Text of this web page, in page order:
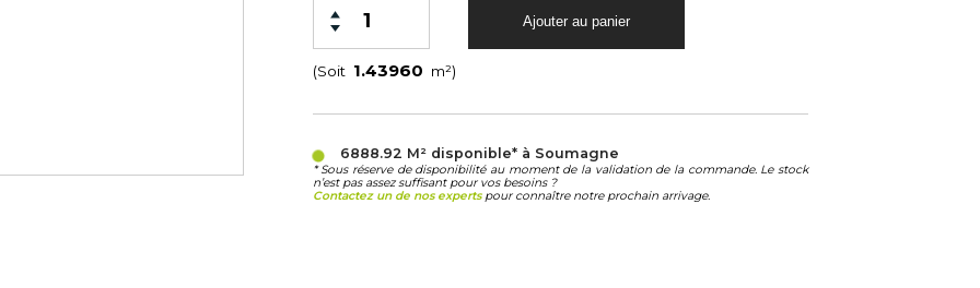
(Soit m²)
6888.92 M² disponible* à Soumagne
* Sous réserve de disponibilité au moment de la validation de la commande. Le stock
n’est pas assez suffisant pour vos besoins ?
Contactez un de nos expertspour connaître notre prochain arrivage.